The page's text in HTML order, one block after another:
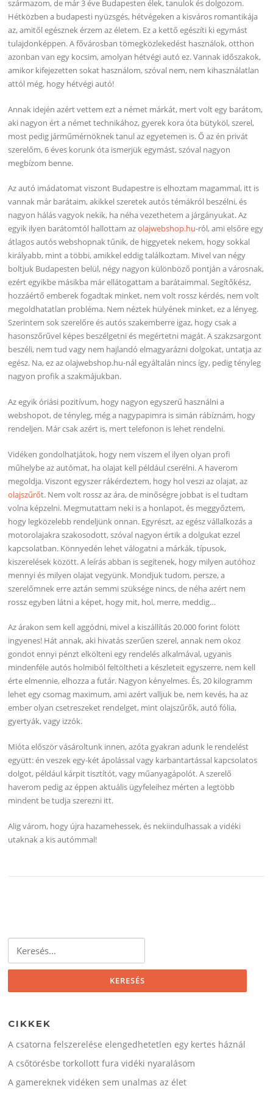
származom, de már 3 éve Budapesten élek, tanulok és dolgozom.
Hétközben a budapesti nyüzsgés, hétvégeken a kisváros romantikája
az, amitől egésznek érzem az életem. Ez a kettő egészíti ki egymást
tulajdonképpen. A fővárosban tömegközlekedést használok, otthon
azonban van egy kocsim, amolyan hétvégi autó ez. Vannak időszakok,
amikor kifejezetten sokat használom, szóval nem, nem kihasználatlan
attól még, hogy hétvégi autó!
Annak idején azért vettem ezt a német márkát, mert volt egy barátom,
aki nagyon ért a német technikához, gyerek kora óta bütyköl, szerel,
most pedig járműmérnöknek tanul az egyetemen is. Ő az én privát
szerelőm, 6 éves korunk óta ismerjük egymást, szóval nagyon
megbízom benne.
Az autó imádatomat viszont Budapestre is elhoztam magammal, itt is
vannak már barátaim, akikkel szeretek autós témákról beszélni, és
nagyon hálás vagyok nekik, ha néha vezethetem a járgányukat. Az
egyik ilyen barátomtól hallottam azolajwebshop.hu-ról, ami elsőre egy
átlagos autós webshopnak tűnik, de higgyetek nekem, hogy sokkal
királyabb, mint a többi, amikkel eddig találkoztam. Mivel van négy
boltjuk Budapesten belül, négy nagyon különböző pontján a városnak,
ezért egyikbe másikba már ellátogattam a barátaimmal. Segítőkész,
hozzáértő emberek fogadtak minket, nem volt rossz kérdés, nem volt
megoldhatatlan probléma. Nem néztek hülyének minket, ez a lényeg.
Szerintem sok szerelőre és autós szakemberre igaz, hogy csak a
hasonszőrűvel képes beszélgetni és megértetni magát. A szakzsargont
beszéli, nem tud vagy nem hajlandó elmagyarázni dolgokat, untatja az
egész. Na, ez az olajwebshop.hu-nál egyáltalán nincs így, pedig tényleg
nagyon profik a szakmájukban.
Az egyik óriási pozitívum, hogy nagyon egyszerű használni a
webshopot, de tényleg, még a nagypapimra is simán rábíznám, hogy
rendeljen. Már csak azért is, mert telefonon is lehet rendelni.
Vidéken gondolhatjátok, hogy nem viszem el ilyen olyan profi
műhelybe az autómat, ha olajat kell például cserélni. A haverom
megoldja. Viszont egyszer rákérdeztem, hogy hol veszi az olajat, az
olajszűrőt. Nem volt rossz az ára, de minőségre jobbat is el tudtam
volna képzelni. Megmutattam neki is a honlapot, és meggyőztem,
hogy legközelebb rendeljünk onnan. Egyrészt, az egész vállalkozás a
motorolajakra szakosodott, szóval nagyon értik a dolgukat ezzel
kapcsolatban. Könnyedén lehet válogatni a márkák, típusok,
kiszerelések között. A leírás abban is segítenek, hogy milyen autóhoz
mennyi és milyen olajat vegyünk. Mondjuk tudom, persze, a
szerelőmnek erre aztán semmi szüksége nincs, de néha azért nem
rossz egyben látni a képet, hogy mit, hol, merre, meddig…
Az árakon sem kell aggódni, mivel a kiszállítás 20.000 forint fölött
ingyenes! Hát annak, aki hivatás szerűen szerel, annak nem okoz
gondot ennyi pénzt elkölteni egy rendelés alkalmával, ugyanis
mindenféle autós holmiból feltöltheti a készleteit egyszerre, nem kell
érte elmennie, elhozza a futár. Nagyon kényelmes. És, 20 kilogramm
lehet egy csomag maximum, ami azért valljuk be, nem kevés, ha az
ember olyan csetreszeket rendelget, mint olajszűrők, autó fólia,
gyertyák, vagy izzók.
Mióta először vásároltunk innen, azóta gyakran adunk le rendelést
együtt: én veszek egy-két ápolással vagy karbantartással kapcsolatos
dolgot, például kárpit tisztítót, vagy műanyagápolót. A szerelő
haverom pedig az éppen aktuális ügyfeleihez mérten a legtöbb
mindent be tudja szerezni itt.
Alig várom, hogy újra hazamehessek, és nekiindulhassak a vidéki
utaknak a kis autómmal!
CIKKEK
A csatorna felszerelése elengedhetetlen egy kertes háznál
A csőtörésbe torkollott fura vidéki nyaralásom
A gamereknek vidéken sem unalmas az élet